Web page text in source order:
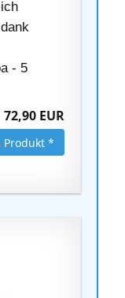
- 5
72,90 EUR
Produkt *